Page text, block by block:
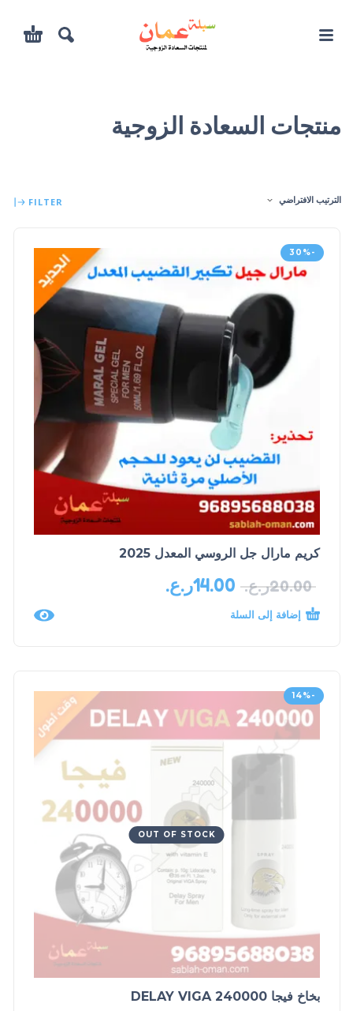
منتجات السعادة الزوجية
الترتيب الافتراضي FILTER
-30%
كريم مارال جل الروسي المعدل 2025
20.00ر.ع. 14.00ر.ع.
إضافة إلى السلة
-14%
OUT OF STOCK
بخاخ فيجا DELAY VIGA 240000